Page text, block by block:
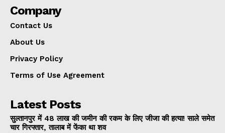
Company
Contact Us
About Us
Privacy Policy
Terms of Use Agreement
Latest Posts
सुल्तानपुर में 48 लाख की जमीन की रकम के लिए जीजा की हत्या! साले समेत
चार गिरफ्तार, तालाब में फेंका था शव